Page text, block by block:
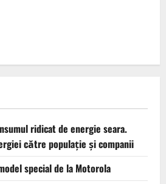
ridicat de energie seara.
către populație și companii
special de la Motorola